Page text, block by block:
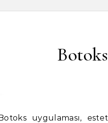
Botoks uygulaması,